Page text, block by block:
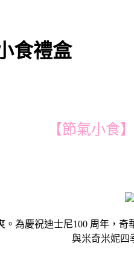
食禮盒
【節氣小食
為慶祝迪士尼100 周年，
與米奇米妮四